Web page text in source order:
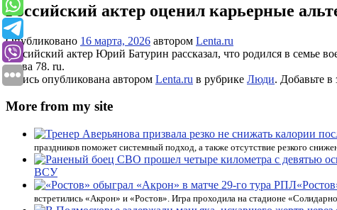
Российский актер оценил карьерные
Опубликовано 16 марта, 2026 автором Lenta.ru
Российский актер Юрий Батурин рассказал, что родился в
слова 78. ru.
Запись опубликована автором Lenta.ru в рубрике Люди. Добавьте в
More from my site
праздников поможет системный подход, а также отсутствие резкого
ВСУ
встретились «Акрон» и «Ростов». Игра проходила на стадионе